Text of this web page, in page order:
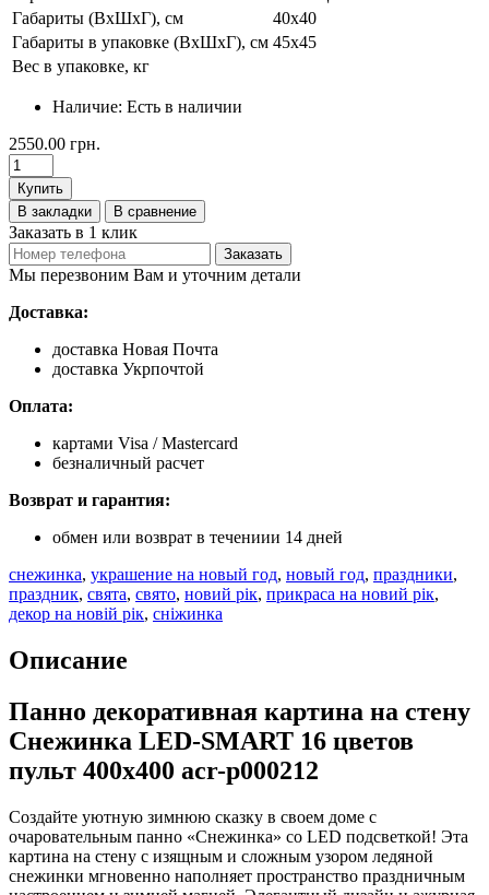
Габариты (ВхШхГ), см
40х40
Габариты в упаковке (ВхШхГ), см 45х45
Вес в упаковке, кг
Наличие: Есть в наличии
2550.00 грн.
Купить
В закладки
В сравнение
Заказать в 1 клик
Заказать
Мы перезвоним Вам и уточним детали
Доставка:
доставка Новая Почта
доставка Укрпочтой
Оплата:
картами Visa / Mastercard
безналичный расчет
Возврат и гарантия:
обмен или возврат в течениии 14 дней
снежинка, украшение на новый год, новый год, праздники,
праздник, свята, свято, новий рік, прикраса на новий рік,
декор на новій рік, сніжинка
Описание
Панно декоративная картина на стену
Снежинка LED-SMART 16 цветов
пульт 400х400 acr-p000212
Создайте уютную зимнюю сказку в своем доме с
очаровательным панно «Снежинка» со LED подсветкой! Эта
картина на стену с изящным и сложным узором ледяной
снежинки мгновенно наполняет пространство праздничным